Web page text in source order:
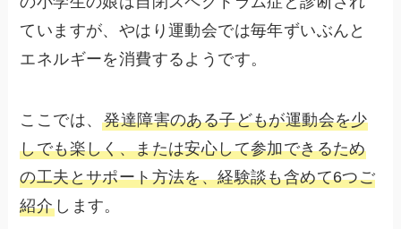
ていますが、やはり運動会では毎年ずいぶんと
エネルギーを消費するようです。
ここでは、発達障害のある子どもが運動会を少
しでも楽しく、または安心して参加できるため
の工夫とサポート方法を、経験談も含めて6つご
紹介 します。